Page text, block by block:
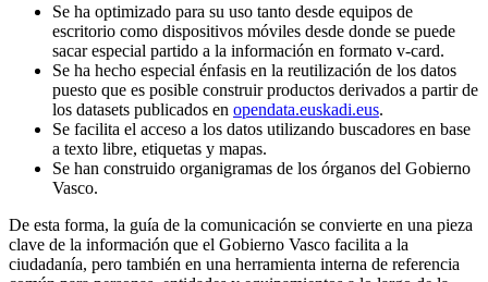
Se ha optimizado para su uso tanto desde equipos de
escritorio como dispositivos móviles desde donde se puede
sacar especial partido a la información en formato v-card.
Se ha hecho especial énfasis en la reutilización de los datos
puesto que es posible construir productos derivados a partir de
los datasets publicados en opendata.euskadi.eus.
Se facilita el acceso a los datos utilizando buscadores en base
a texto libre, etiquetas y mapas.
Se han construido organigramas de los órganos del Gobierno
Vasco.
De esta forma, la guía de la comunicación se convierte en una pieza
clave de la información que el Gobierno Vasco facilita a la
ciudadanía, pero también en una herramienta interna de referencia